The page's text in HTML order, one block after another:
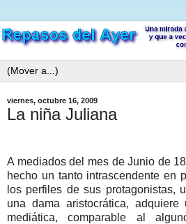
viernes, octubre 16, 2009
La niña Juliana
A mediados del mes de Junio de
hecho un tanto intrascendente en
los perfiles de sus protagonistas,
una dama aristocrática, adquiere
mediática, comparable al